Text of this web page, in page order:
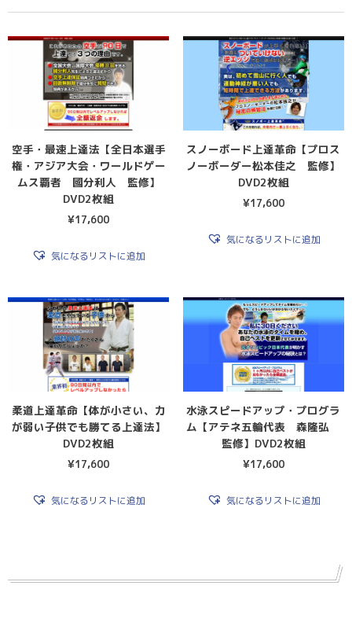
空手・最速上達法【全日本選手
権・アジア大会・ワールドゲー
ムス覇者 國分利人 監修】
DVD2枚組
¥17,600
気になるリストに追加
スノーボード上達革命【プロス
ノーボーダー松本佳之 監修】
DVD2枚組
¥17,600
気になるリストに追加
柔道上達革命【体が小さい、力
が弱い子供でも勝てる上達法】
DVD2枚組
¥17,600
気になるリストに追加
水泳スピードアップ・プログラ
ム【アテネ五輪代表 森隆弘
監修】DVD2枚組
¥17,600
気になるリストに追加